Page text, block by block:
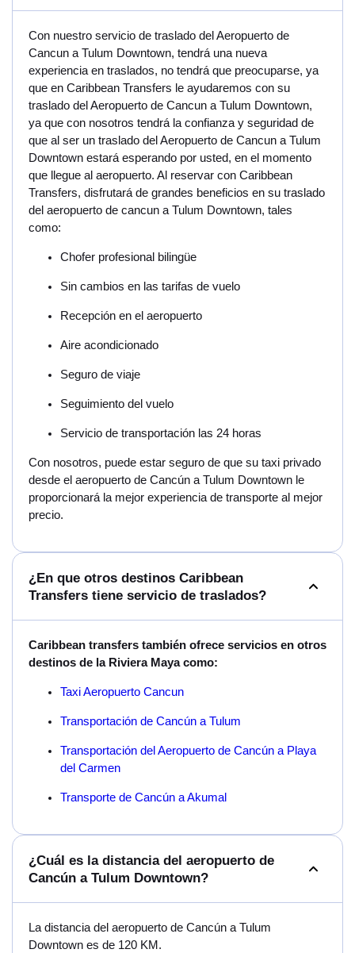
Con nuestro servicio de traslado del Aeropuerto de
Cancun a Tulum Downtown, tendrá una nueva
experiencia en traslados, no tendrá que preocuparse, ya
que en Caribbean Transfers le ayudaremos con su
traslado del Aeropuerto de Cancun a Tulum Downtown,
ya que con nosotros tendrá la confianza y seguridad de
que al ser un traslado del Aeropuerto de Cancun a Tulum
Downtown estará esperando por usted, en el momento
que llegue al aeropuerto. Al reservar con Caribbean
Transfers, disfrutará de grandes beneficios en su traslado
del aeropuerto de cancun a Tulum Downtown, tales
como:
Chofer profesional bilingüe
Sin cambios en las tarifas de vuelo
Recepción en el aeropuerto
Aire acondicionado
Seguro de viaje
Seguimiento del vuelo
Servicio de transportación las 24 horas
Con nosotros, puede estar seguro de que su taxi privado
desde el aeropuerto de Cancún a Tulum Downtown le
proporcionará la mejor experiencia de transporte al mejor
precio.
¿En que otros destinos Caribbean
Transfers tiene servicio de traslados?
Caribbean transfers también ofrece servicios en otros
destinos de la Riviera Maya como:
Taxi Aeropuerto Cancun
Transportación de Cancún a Tulum
Transportación del Aeropuerto de Cancún a Playa
del Carmen
Transporte de Cancún a Akumal
¿Cuál es la distancia del aeropuerto de
Cancún a Tulum Downtown?
La distancia del aeropuerto de Cancún a Tulum
Downtown es de 120 KM.